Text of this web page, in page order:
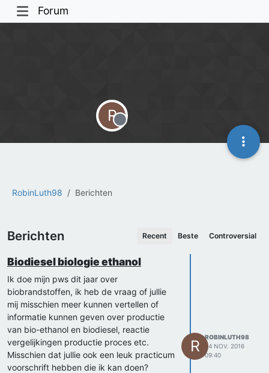
Forum
RobinLuth98 Berichten
R
Offline
Berichten Recent Beste Controversial
Biodiesel biologie ethanol
Ik doe mijn pws dit jaar over
biobrandstoffen, ik heb de vraag of jullie
mij misschien meer kunnen vertellen of
informatie kunnen geven over productie
van bio-ethanol en biodiesel, reactie
vergelijkingen productie proces etc.
Misschien dat jullie ook een leuk practicum
voorschrift hebben die ik kan doen?
R
ROBINLUTH98
24 NOV. 2016
09:40